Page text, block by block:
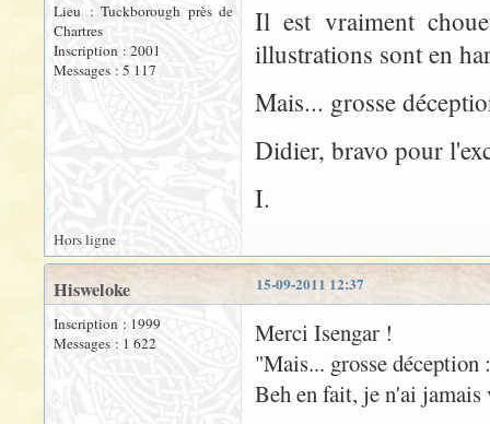
Lieu : Tuckborough près de
Chartres
Inscription : 2001
Messages : 5 117
Il est vraiment
illustrations sont en
Mais... grosse
Didier, bravo pour
I.
Hors ligne
15-09-2011 12:37
Hisweloke
Inscription : 1999
Messages : 1 622
Merci Isengar !
"Mais... grosse déception
Beh en fait, je n'ai